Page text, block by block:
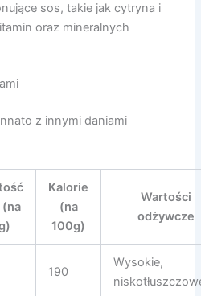
sos, takie jak cytryna i
oraz mineralnych
z innymi daniami
(na
Kalorie
(na
100g)
Wartości
odżywcze
190
Wysokie,